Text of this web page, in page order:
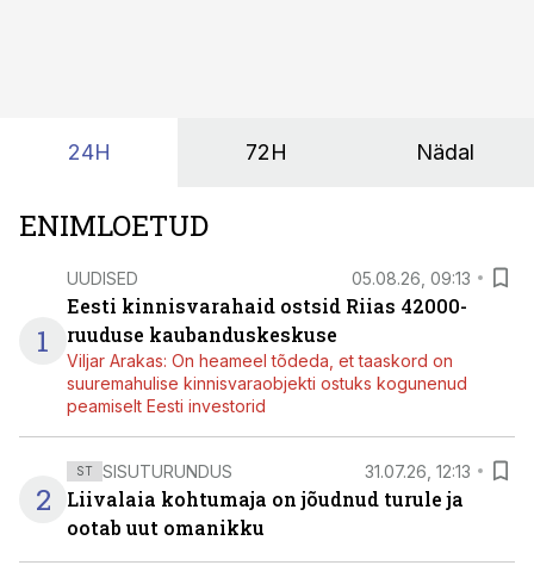
24H 72H Nädal
ENIMLOETUD
1
UUDISED 05.08.26, 09:13
Eesti kinnisvarahaid ostsid Riias 42000-
ruuduse kaubanduskeskuse
Viljar Arakas: On heameel tõdeda, et taaskord on
suuremahulise kinnisvaraobjekti ostuks kogunenud
peamiselt Eesti investorid
2
ST SISUTURUNDUS 31.07.26, 12:13
Liivalaia kohtumaja on jõudnud turule ja
ootab uut omanikku